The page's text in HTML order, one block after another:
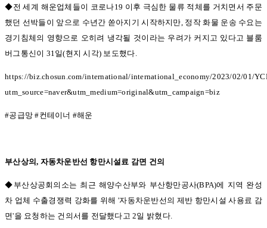
◆전 세계 해운업체들이 코로나19 이후 극심한 물류 적체를 거치면서 주문
했던 선박들이 앞으로 수년간 쏟아지기 시작하지만, 정작 화물 운송 수요는
경기침체의 영향으로 오히려 냉각될 것이라는 우려가 커지고 있다고 블룸
버그통신이 31일(현지 시각) 보도했다.
https://biz.chosun.com/international/international_economy/2023/02/01/
utm_source=naver&utm_medium=original&utm_campaign=biz
#공급망#컨테이너 #해운
부산상의, 자동차운반선 항만시설료 감면 건의
◆부산상공회의소는 최근 해양수산부와 부산항만공사(BPA)에 지역 완성
차 업체 수출경쟁력 강화를 위해'자동차운반선의 제반 항만시설 사용료 감
면'을 요청하는 건의서를 전달했다고2일 밝혔다.